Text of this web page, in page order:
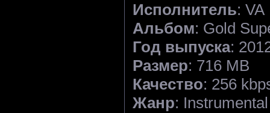
Исполнитель: VA
Альбом: Gold
Год выпуска:
Размер: 716 MB
Качество: 256
Жанр: Instrumental